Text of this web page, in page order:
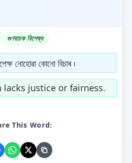
গুণবাচক বিশেষ্য
নোহোৱা কোনো বিচাৰ ৷
lacks justice or fairness.
This Word: